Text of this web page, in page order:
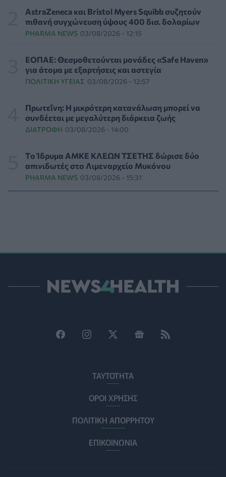
Ο ΕΦΕΤ ανακάλεσε από τα ράφια καραμέλες-ζελέ
ΕΠΙΚΑΙΡΌΤΗΤΑ 05/08/2026 - 16:28
ανακαινισμένα ΤΕΠ του Νοσοκομείου της Κορίνθου
ΠΟΛΙΤΙΚΉ ΥΓΕΊΑΣ 05/08/2026 - 16:16
εξηγούν γιατί είναι ωφέλιμο
ΨΥΧΙΚΉ ΥΓΕΊΑ 05/08/2026 - 16:00
είναι απαραίτητος για την ψυχική υγεία των παιδιών
DIGITAL HEALTH 05/08/2026 - 15:00
Προϊόντα για τα χείλη: Τα "τυφλά σημεία" στους
Μέτρα προστασίας του πληθυσμού από τις
εκτεταμένες πυρκαγιές
Νέο εμφύτευμα για τον καρκίνο των ωοθηκών χορηγεί
Φάρμακο για τη στυτική δυσλειτουργία συνδέεται με
05/08/2026 - 10:00
Τρέξιμο και αρθρώσεις: Τι δείχνουν οι νέες έρευνες και
AstraZeneca και Bristol Myers Squibb συζητούν
πιθανή συγχώνευση ύψους 400 δισ. δολαρίων
PHARMA NEWS 03/08/2026 - 12:15
ΕΟΠΑΕ: Θεσμοθετούνται μονάδες «Safe Haven»
για άτομα με εξαρτήσεις και αστεγία
ΠΟΛΙΤΙΚΉ ΥΓΕΊΑΣ 03/08/2026 - 12:57
Πρωτεΐνη: Η μικρότερη κατανάλωση μπορεί να
συνδέεται με μεγαλύτερη διάρκεια ζωής
ΔΙΑΤΡΟΦΉ 03/08/2026 - 14:00
Tο Ίδρυμα ΑΜΚΕ ΚΛΕΩΝ ΤΣΕΤΗΣ δώρισε δύο
απινιδωτές στο Λιμεναρχείο Μυκόνου
PHARMA NEWS 03/08/2026 - 15:31
ΤΑΥΤΟΤΗΤΑ
ΟΡΟΙ ΧΡΗΣΗΣ
ΠΟΛΙΤΙΚΗ ΑΠΟΡΡΗΤΟΥ
ΕΠΙΚΟΙΝΩΝΙΑ